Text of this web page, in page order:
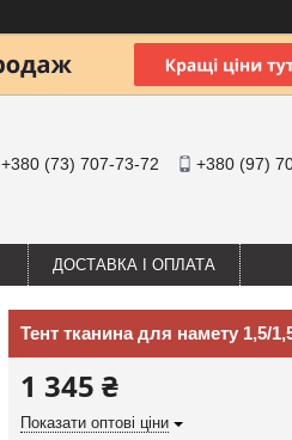
+380 (73) 707-73-72 +380 (97)
ДОСТАВКА І ОПЛАТА
Тент тканина для намету 1,5/
1 345 ₴
Показати оптові ціни